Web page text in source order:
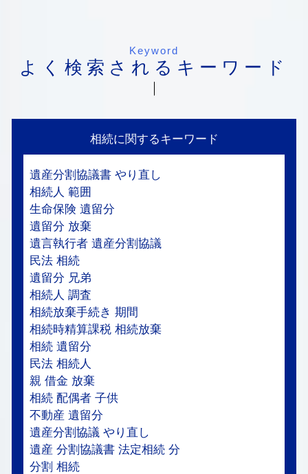
Keyword
よく検索されるキーワード
相続に関するキーワード
遺産分割協議書 やり直し
相続人 範囲
生命保険 遺留分
遺留分 放棄
遺言執行者 遺産分割協議
民法 相続
遺留分 兄弟
相続人 調査
相続放棄手続き 期間
相続時精算課税 相続放棄
相続 遺留分
民法 相続人
親 借金 放棄
相続 配偶者 子供
不動産 遺留分
遺産分割協議 やり直し
遺産 分割協議書 法定相続 分
分割 相続